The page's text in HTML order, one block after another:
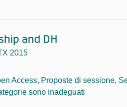
and DH
2015
Access, Proposte di sessione,
sono inadeguati